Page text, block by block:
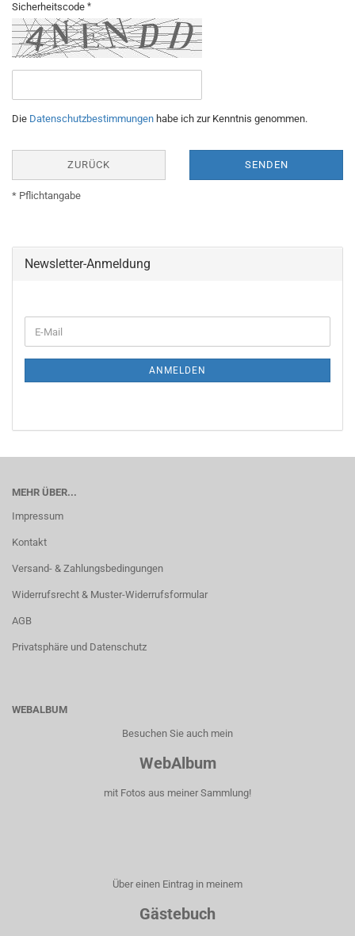
Sicherheitscode
Die Datenschutzbestimmungen habe ich zur Kenntnis genommen.
ZURÜCK SENDEN
* Pflichtangabe
Newsletter-Anmeldung
ZUR
E-
Mail
ANMELDEN
MEHR ÜBER...
Impressum
Kontakt
Versand- & Zahlungsbedingungen
Widerrufsrecht & Muster-Widerrufsformular
AGB
Privatsphäre und Datenschutz
WEBALBUM
Besuchen Sie auch mein
WebAlbum
mit Fotos aus meiner Sammlung!
Über einen Eintrag in meinem
Gästebuch